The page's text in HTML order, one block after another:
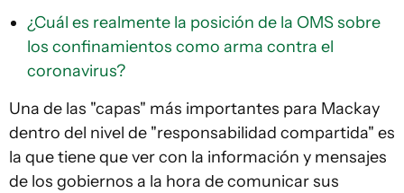
¿Cuál es realmente la posición de la OMS sobre
los confinamientos como arma contra el
coronavirus?
Una de las "capas" más importantes para Mackay
dentro del nivel de "responsabilidad compartida" es
la que tiene que ver con la información y mensajes
de los gobiernos a la hora de comunicar sus